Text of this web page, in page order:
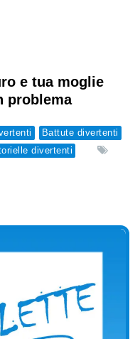
e tua moglie
problema
Battute divertenti
divertenti